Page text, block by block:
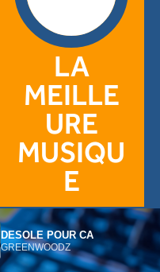
DESOLE POUR CA
GREENWOODZ